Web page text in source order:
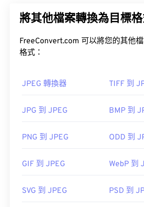
壓縮率是其被廣泛應用的原因。因
用。
WebP，WebP 是一種更新、更易壓
如何開啟 JPEG 檔案檔案
JPEG 檔案。只需雙擊 JPEG 文件，
將其他檔案轉換為目標
FreeConvert.com 可以將您的其他檔案轉
格式：
JPEG 轉換器 TIFF 到
JPG 到 JPEG BMP 到
PNG 到 JPEG ODD 到
GIF 到 JPEG WebP 到
SVG 到 JPEG PSD 到